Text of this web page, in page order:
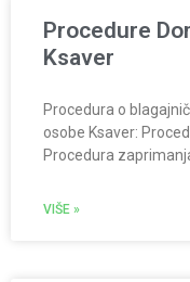
Procedure
Ksaver
Procedura o
osobe Ksaver:
Procedura
VIŠE »